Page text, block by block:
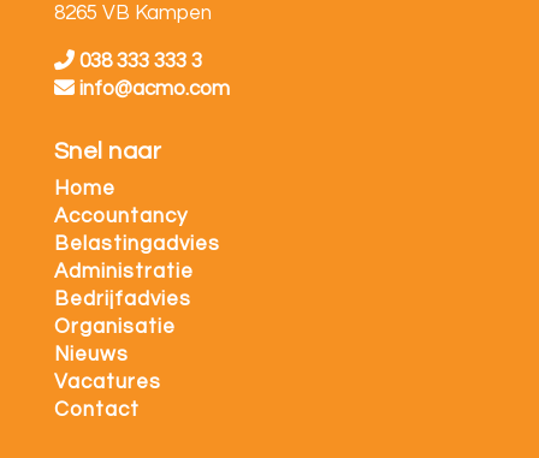
8265 VB Kampen
038 333 333 3
info@acmo.com
Snel naar
Home
Accountancy
Belastingadvies
Administratie
Bedrijfadvies
Organisatie
Nieuws
Vacatures
Contact